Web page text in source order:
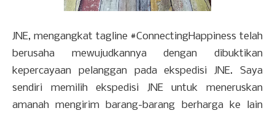
JNE, mengangkat tagline #ConnectingHappiness telah
berusaha mewujudkannya dengan dibuktikan
kepercayaan pelanggan pada ekspedisi JNE. Saya
sendiri memilih ekspedisi JNE untuk meneruskan
amanah mengirim barang-barang berharga ke lain